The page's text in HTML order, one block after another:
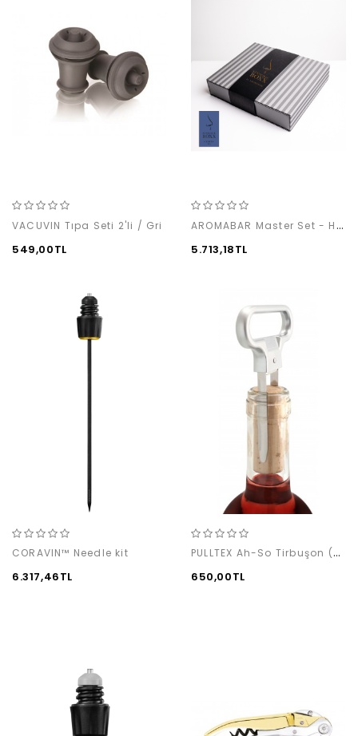
VACUVIN Tıpa Seti 2'li / Gri
549,00TL
AROMABAR Master Set - Hata (12’li)
5.713,18TL
CORAVIN™ Needle kit
6.317,46TL
PULLTEX Ah-So Tirbuşon (Mantar Çeken)
650,00TL